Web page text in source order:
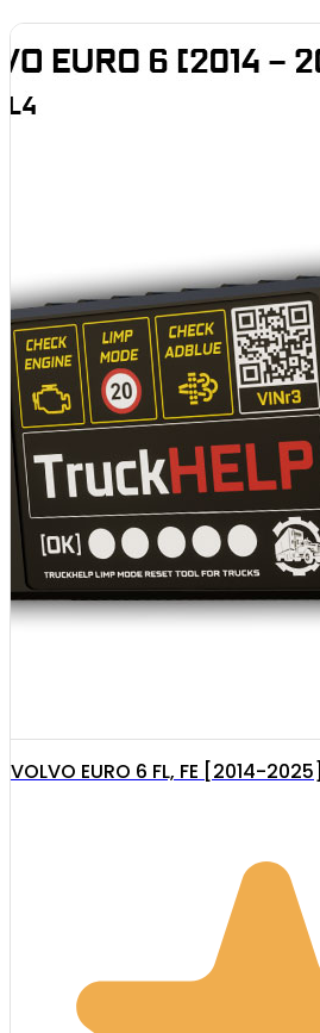
VOLVO EURO 6 FL, FE [2014-2025]